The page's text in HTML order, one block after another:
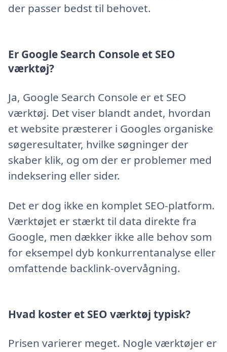
der passer bedst til behovet.
Er Google Search Console et SEO
værktøj?
Ja, Google Search Console er et SEO
værktøj. Det viser blandt andet, hvordan
et website præsterer i Googles organiske
søgeresultater, hvilke søgninger der
skaber klik, og om der er problemer med
indeksering eller sider.
Det er dog ikke en komplet SEO-platform.
Værktøjet er stærkt til data direkte fra
Google, men dækker ikke alle behov som
for eksempel dyb konkurrentanalyse eller
omfattende backlink-overvågning.
Hvad koster et SEO værktøj typisk?
Prisen varierer meget. Nogle værktøjer er